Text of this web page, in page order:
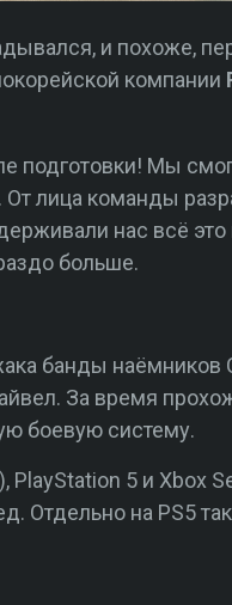
и похоже,
компании
подготовки! Мы
лица команды
нас всё
больше.
банды наёмников
За время
боевую систему.
5 и Xbox
Отдельно на PS5